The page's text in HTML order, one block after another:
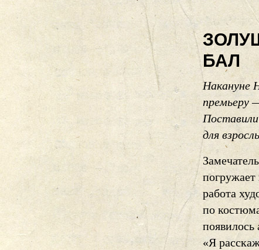
БАЛ
Накануне
премьеру
для
работа
по
появилось
«Я